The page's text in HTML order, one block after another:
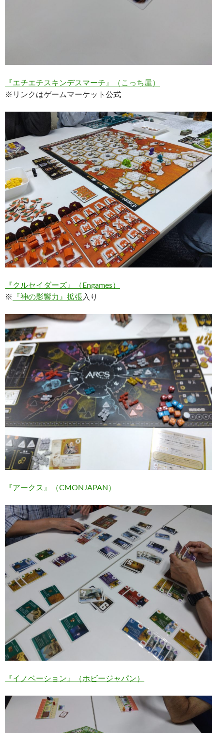
『エチエチスキンデスマーチ』（こっち屋）
※リンクはゲームマーケット公式
『クルセイダーズ』（Engames）
※ 『神の影響力』拡張入り
『アークス』（CMONJAPAN）
『イノベーション』（ホビージャパン）